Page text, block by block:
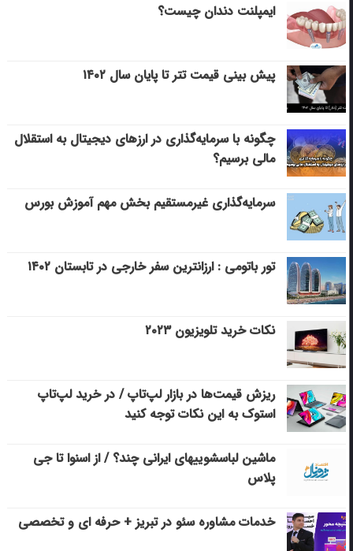
ایمپلنت دندان چیست؟
پیش بینی قیمت تتر تا پایان سال ۱۴۰۲
چگونه با سرمایه‌گذاری در ارزهای دیجیتال به استقلال
مالی برسیم؟
سرمایه‌گذاری غیرمستقیم بخش مهم آموزش بورس
تور باتومی : ارزانترین سفر خارجی در تابستان ۱۴۰۲
نکات خرید تلویزیون ۲۰۲۳
ریزش قیمت‌ها در بازار لپ‌تاپ / در خرید لپ‌تاپ
استوک به این نکات توجه کنید
ماشین لباسشویی‎های ایرانی چند؟ / از اسنوا تا جی
پلاس
خدمات مشاوره سئو در تبریز + حرفه ای و تخصصی